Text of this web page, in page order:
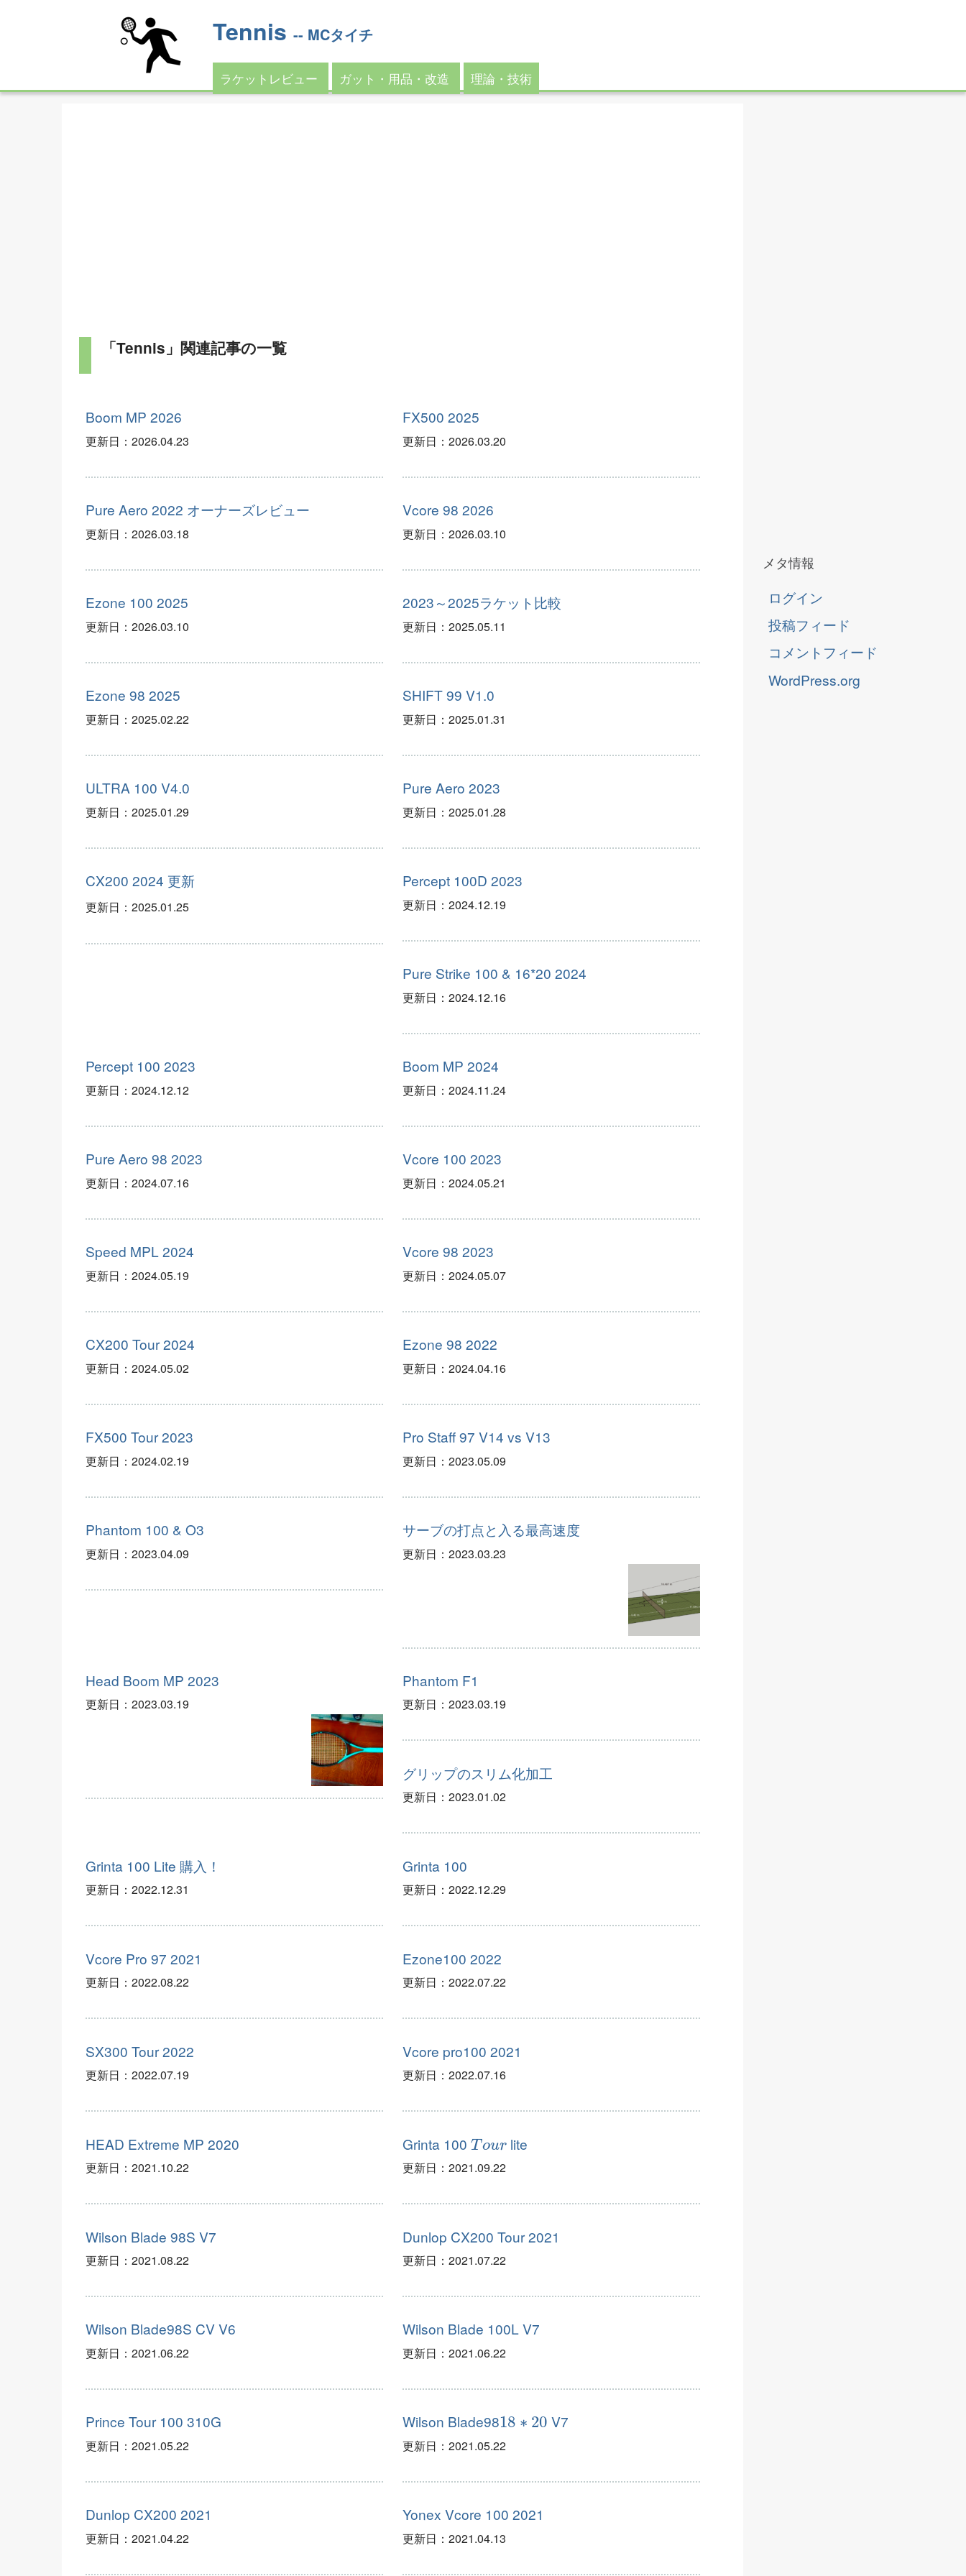
Tennis -- MCタイチ
ラケットレビュー ガット・用品・改造 理論・技術
「Tennis」関連記事の一覧
Boom MP 2026
更新日： 2026.04.23
FX500 2025
更新日： 2026.03.20
Pure Aero 2022 オーナーズレビュー
更新日： 2026.03.18
Vcore 98 2026
更新日： 2026.03.10
Ezone 100 2025
更新日： 2026.03.10
2023～2025ラケット比較
更新日： 2025.05.11
Ezone 98 2025
更新日： 2025.02.22
SHIFT 99 V1.0
更新日： 2025.01.31
ULTRA 100 V4.0
更新日： 2025.01.29
Pure Aero 2023
更新日： 2025.01.28
CX200 2024 更 新
更新日： 2025.01.25
Percept 100D 2023
更新日： 2024.12.19
Pure Strike 100 & 16*20 2024
更新日： 2024.12.16
Percept 100 2023
更新日： 2024.12.12
Boom MP 2024
更新日： 2024.11.24
Pure Aero 98 2023
更新日： 2024.07.16
Vcore 100 2023
更新日： 2024.05.21
Speed MPL 2024
更新日： 2024.05.19
Vcore 98 2023
更新日： 2024.05.07
CX200 Tour 2024
更新日： 2024.05.02
Ezone 98 2022
更新日： 2024.04.16
FX500 Tour 2023
更新日： 2024.02.19
Pro Staff 97 V14 vs V13
更新日： 2023.05.09
Phantom 100 & O3
更新日： 2023.04.09
サーブの打点と入る最高速度
更新日： 2023.03.23
Head Boom MP 2023
更新日： 2023.03.19
Phantom F1
更新日： 2023.03.19
グリップのスリム化加工
更新日： 2023.01.02
Grinta 100 Lite 購入！
更新日： 2022.12.31
Grinta 100
更新日： 2022.12.29
Vcore Pro 97 2021
更新日： 2022.08.22
Ezone100 2022
更新日： 2022.07.22
SX300 Tour 2022
更新日： 2022.07.19
Vcore pro100 2021
更新日： 2022.07.16
HEAD Extreme MP 2020
更新日： 2021.10.22
Grinta 100 lite
更新日： 2021.09.22
Wilson Blade 98S V7
更新日： 2021.08.22
Dunlop CX200 Tour 2021
更新日： 2021.07.22
Wilson Blade98S CV V6
更新日： 2021.06.22
Wilson Blade 100L V7
更新日： 2021.06.22
Prince Tour 100 310G
更新日： 2021.05.22
Wilson Blade98
18
V7
更新日： 2021.05.22
Dunlop CX200 2021
更新日： 2021.04.22
Yonex Vcore 100 2021
更新日： 2021.04.13
メタ情報
ログイン
投稿フィード
コメントフィード
WordPress.org